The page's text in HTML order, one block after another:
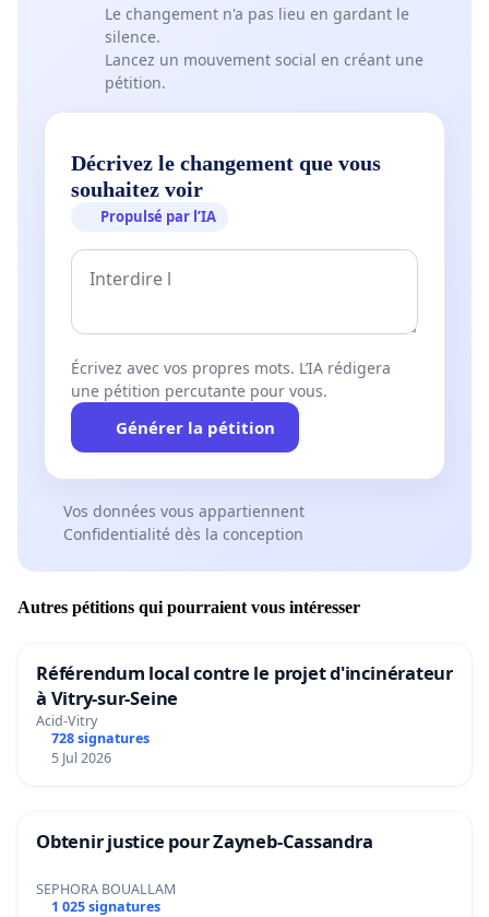
Le changement n'a pas lieu en gardant le
silence.
Lancez un mouvement social en créant une
pétition.
Décrivez le changement que vous
souhaitez voir
Propulsé par l’IA
Écrivez avec vos propres mots. L’IA rédigera
une pétition percutante pour vous.
Générer la pétition
Vos données vous appartiennent
Confidentialité dès la conception
Autres pétitions qui pourraient vous intéresser
Référendum local contre le projet d'incinérateur
à Vitry-sur-Seine
Acid-Vitry
728 signatures
5 Jul 2026
Obtenir justice pour Zayneb-Cassandra
SEPHORA BOUALLAM
1 025 signatures